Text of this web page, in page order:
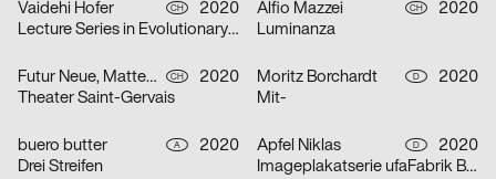
Vaidehi Hofer CH
2020
Lecture Series in Evolutionary Ecology
Alfio Mazzei CH
2020
Luminanza
Futur Neue, Matteo Venet CH
2020
Theater Saint-Gervais
Moritz Borchardt D
2020
Mit-
buero butter A
2020
Drei Streifen
Apfel Niklas D
2020
Imageplakatserie ufaFabrik Berlin